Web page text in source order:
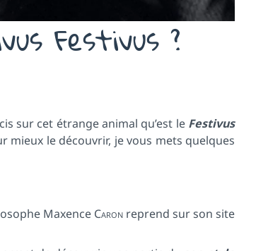
Festivus ?
sur cet étrange animal qu’est le Festivus
mieux le découvrir, je vous mets quelques
Maxence Caronreprend sur son site